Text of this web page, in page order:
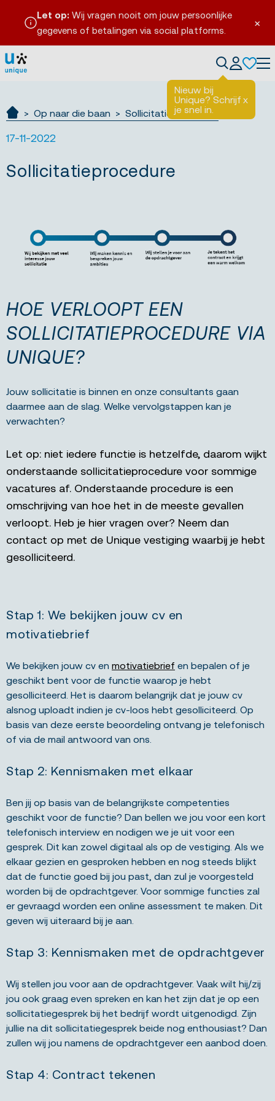
×
Let op: Wij vragen nooit om jouw persoonlijke
gegevens of betalingen via social platforms.
Nieuw bij
Unique? Schrijf
je snel in.
x
Op naar die baan Sollicitatieprocedure
17-11-2022
Sollicitatieprocedure
HOE VERLOOPT EEN
SOLLICITATIEPROCEDURE VIA
UNIQUE?
Jouw sollicitatie is binnen en onze consultants gaan
daarmee aan de slag. Welke vervolgstappen kan je
verwachten?
Let op: niet iedere functie is hetzelfde, daarom wijkt
onderstaande sollicitatieprocedure voor sommige
vacatures af. Onderstaande procedure is een
omschrijving van hoe het in de meeste gevallen
verloopt. Heb je hier vragen over? Neem dan
contact op met de Unique vestiging waarbij je hebt
gesolliciteerd.
Stap 1: We bekijken jouw cv en
motivatiebrief
We bekijken jouw cv en motivatiebrief en bepalen of je
geschikt bent voor de functie waarop je hebt
gesolliciteerd. Het is daarom belangrijk dat je jouw cv
alsnog uploadt indien je cv-loos hebt gesolliciteerd. Op
basis van deze eerste beoordeling ontvang je telefonisch
of via de mail antwoord van ons.
Stap 2: Kennismaken met elkaar
Ben jij op basis van de belangrijkste competenties
geschikt voor de functie? Dan bellen we jou voor een kort
telefonisch interview en nodigen we je uit voor een
gesprek. Dit kan zowel digitaal als op de vestiging. Als we
elkaar gezien en gesproken hebben en nog steeds blijkt
dat de functie goed bij jou past, dan zul je voorgesteld
worden bij de opdrachtgever. Voor sommige functies zal
er gevraagd worden een online assessment te maken. Dit
geven wij uiteraard bij je aan.
Stap 3: Kennismaken met de opdrachtgever
Wij stellen jou voor aan de opdrachtgever. Vaak wilt hij/zij
jou ook graag even spreken en kan het zijn dat je op een
sollicitatiegesprek bij het bedrijf wordt uitgenodigd. Zijn
jullie na dit sollicitatiegesprek beide nog enthousiast? Dan
zullen wij jou namens de opdrachtgever een aanbod doen.
Stap 4: Contract tekenen